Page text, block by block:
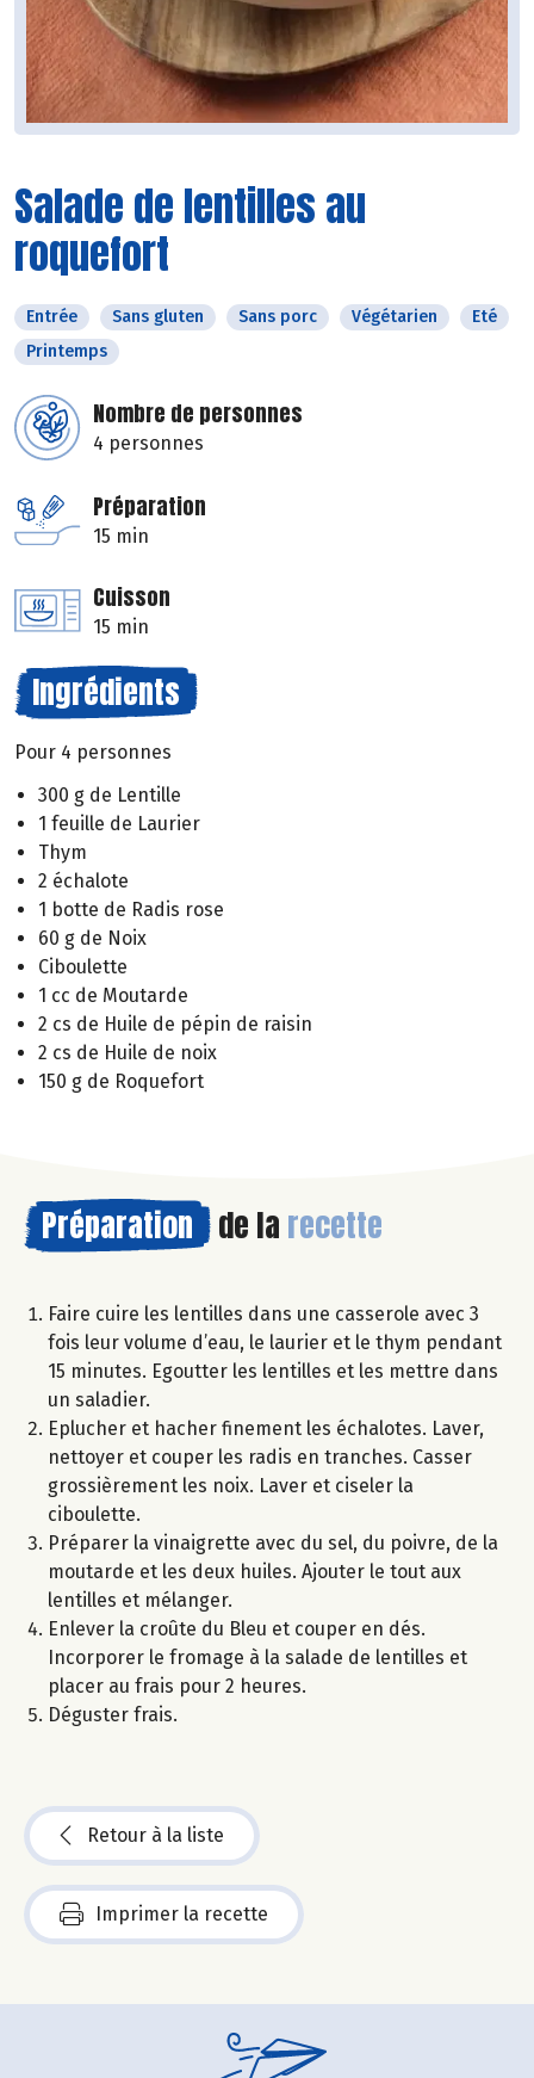
Salade de lentilles au
roquefort
Entrée Sans gluten Sans porc Végétarien
Eté
Printemps
Nombre de personnes
4 personnes
Préparation
15 min
Cuisson
15 min
Ingrédients
Pour 4 personnes
300 g de Lentille
1 feuille de Laurier
Thym
2 échalote
1 botte de Radis rose
60 g de Noix
Ciboulette
1 cc de Moutarde
2 cs de Huile de pépin de raisin
2 cs de Huile de noix
150 g de Roquefort
Préparation de la recette
Faire cuire les lentilles dans une casserole avec 3
fois leur volume d’eau, le laurier et le thym pendant
15 minutes. Egoutter les lentilles et les mettre dans
un saladier.
Eplucher et hacher finement les échalotes. Laver,
nettoyer et couper les radis en tranches. Casser
grossièrement les noix. Laver et ciseler la
ciboulette.
Préparer la vinaigrette avec du sel, du poivre, de la
moutarde et les deux huiles. Ajouter le tout aux
lentilles et mélanger.
Enlever la croûte du Bleu et couper en dés.
Incorporer le fromage à la salade de lentilles et
placer au frais pour 2 heures.
Déguster frais.
Retour à la liste
Imprimer la recette